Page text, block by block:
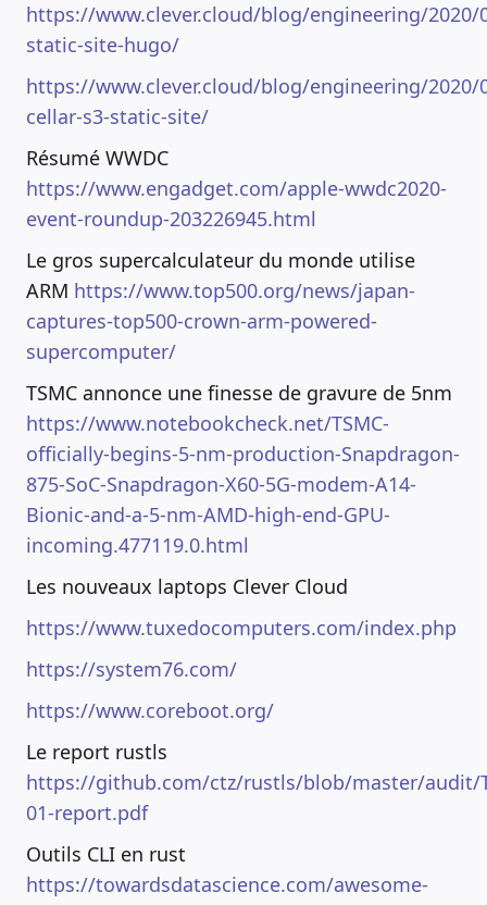
https://www.clever.cloud/blog/engineering/2020/
static-site-hugo/
https://www.clever.cloud/blog/engineering/2020/
cellar-s3-static-site/
Résumé WWDC
https://www.engadget.com/apple-wwdc2020-
event-roundup-203226945.html
Le gros supercalculateur du monde utilise
ARM https://www.top500.org/news/japan-
captures-top500-crown-arm-powered-
supercomputer/
TSMC annonce une finesse de gravure de 5nm
https://www.notebookcheck.net/TSMC-
officially-begins-5-nm-production-Snapdragon-
875-SoC-Snapdragon-X60-5G-modem-A14-
Bionic-and-a-5-nm-AMD-high-end-GPU-
incoming.477119.0.html
Les nouveaux laptops Clever Cloud
https://www.tuxedocomputers.com/index.php
https://system76.com/
https://www.coreboot.org/
Le report rustls
https://github.com/ctz/rustls/blob/master/audit/
01-report.pdf
Outils CLI en rust
https://towardsdatascience.com/awesome-